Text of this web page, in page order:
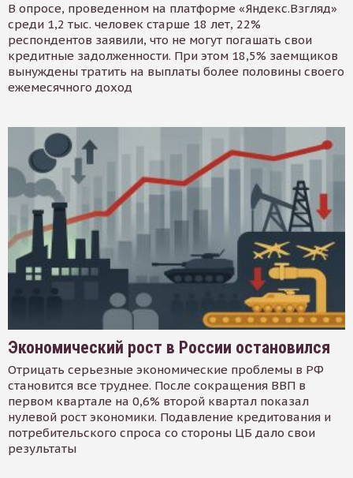
В опросе, проведенном на платформе «Яндекс.Взгляд»
среди 1,2 тыс. человек старше 18 лет, 22%
респондентов заявили, что не могут погашать свои
кредитные задолженности. При этом 18,5% заемщиков
вынуждены тратить на выплаты более половины своего
ежемесячного доход
Экономический рост в России остановился
Отрицать серьезные экономические проблемы в РФ
становится все труднее. После сокращения ВВП в
первом квартале на 0,6% второй квартал показал
нулевой рост экономики. Подавление кредитования и
потребительского спроса со стороны ЦБ дало свои
результаты